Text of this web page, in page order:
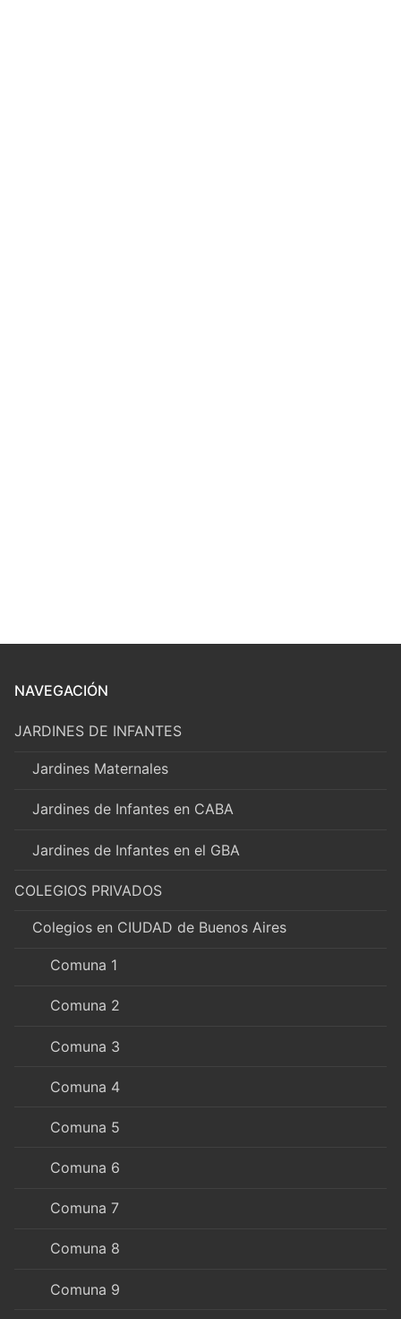
NAVEGACIÓN
JARDINES DE INFANTES
Jardines Maternales
Jardines de Infantes en CABA
Jardines de Infantes en el GBA
COLEGIOS PRIVADOS
Colegios en CIUDAD de Buenos Aires
Comuna 1
Comuna 2
Comuna 3
Comuna 4
Comuna 5
Comuna 6
Comuna 7
Comuna 8
Comuna 9